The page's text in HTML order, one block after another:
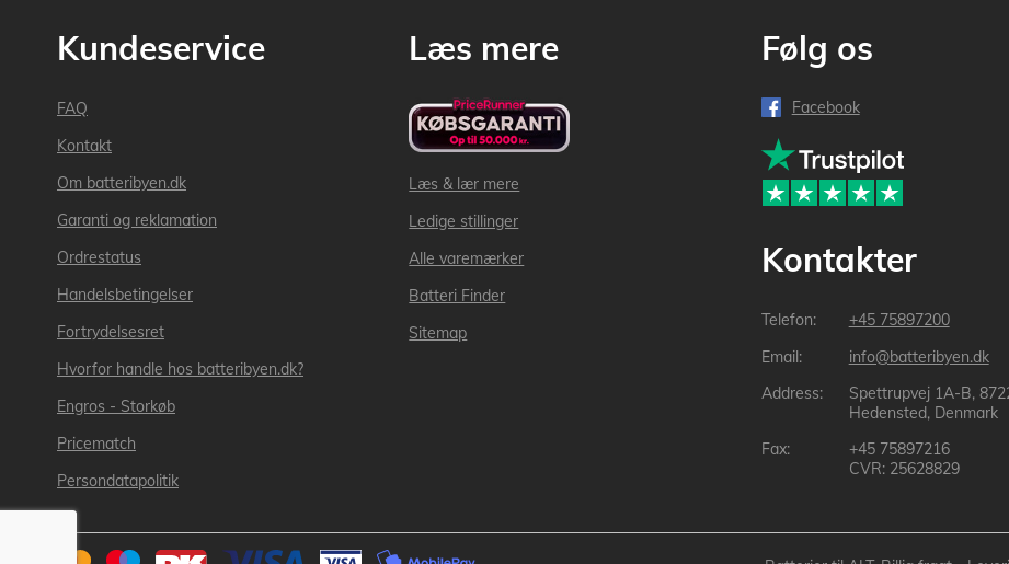
Kundeservice
FAQ
Kontakt
Om batteribyen.dk
Garanti og reklamation
Ordrestatus
Handelsbetingelser
Fortrydelsesret
Hvorfor handle hos batteribyen.dk?
Engros - Storkøb
Pricematch
Persondatapolitik
Læs mere
Læs & lær mere
Ledige stillinger
Alle varemærker
Batteri Finder
Sitemap
Følg os
Facebook
Kontakter
+45 75897200
info@batteribyen.dk
Spettrupvej 1A-B,
Hedensted, Denmark
+45 75897216
CVR: 25628829